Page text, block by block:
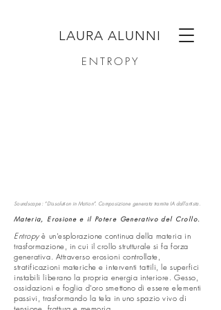
LAURA ALUNNI
ENTROPY
Soundscape: “Dissolution in Motion”. Composizione generata tramite IA dall’artista.
Materia, Erosione e il Potere Generativo del Crollo.
Entropyè un'esplorazione continua della materia in
trasformazione, in cui il crollo strutturale si fa forza
generativa. Attraverso erosioni controllate,
stratificazioni materiche e interventi tattili, le superfici
instabili liberano la propria energia interiore. Gesso,
ossidazioni e foglia d'oro smettono di essere elementi
passivi, trasformando la tela in uno spazio vivo di